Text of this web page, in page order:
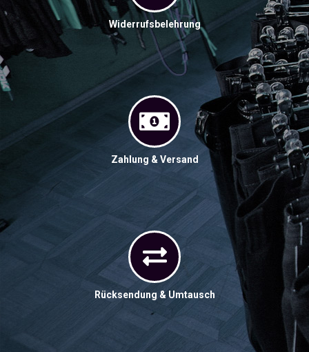
Widerrufsbelehrung
Zahlung & Versand
Rücksendung & Umtausch